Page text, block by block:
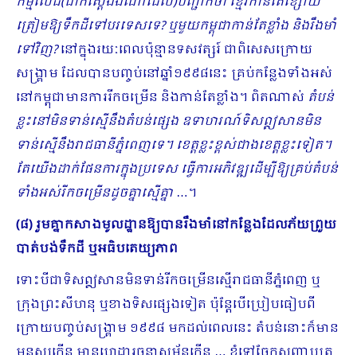
ត្រៀមឱ្យទឹកដីទៅបរទេសទេ? ឬមួយកម្ពុជាកាន់តែខ្លាំង និងរឹងមាំ
ទៅវិញ?នៅក្នុងរយៈពេលប៉ុន្មានទសវត្សរ៍ ជាពិសេសក្រោយ
សង្រ្គាម ដែលបានបញ្ចប់នៅឆ្នាំ១៩៩៨នេះ គ្រប់កន្លែងទាំងអស់
នៅកម្ពុជាមានការរីកចម្រើន និងកាន់​តែខ្លាំង។ ពិតណាស់ តំបន់
ខ្លះនៅមិនទាន់ស្មើនឹងតំបន់ផ្សេង ឧទាហរណ៍ទិសឦសានមិន
ទាន់ស្មើនឹងរាជធានីភ្នំ​ពេញទេ។ ខេត្តខ្លះខ្ពស់ជាងខេត្តខ្លះទៀត។
តែយើងដាក់ផែនការក្នុងប្រទេស ធ្វើការអភិវឌ្ឍដើម្បីឱ្យគ្រប់តំបន់
ទាំងអស់រីកចម្រើនដូចគ្នាស្មើគ្នា …។
(៨) រួមគ្នាកសាងមូលដ្ឋានឱ្យបានរឹងមាំនៅកន្លែងដែលភ័យព្រួយ
បាត់​បង់ទឹកដី ឬអធិបតេយ្យភាព
ទោះបីជាទិសឦសានមិនទាន់រីកចម្រើនស្មើរាជធានីភ្នំពេញ ឬ
ក្រុងព្រះសីហនុ ឬខាងទិសផ្សេងទៀត ប៉ុន្តែបើប្រៀបធៀបពី
ក្រោយបញ្ចប់សង្រ្គាម ១៩៩៨ មកដល់ពេលនេះ តំបន់នោះក៏មាន